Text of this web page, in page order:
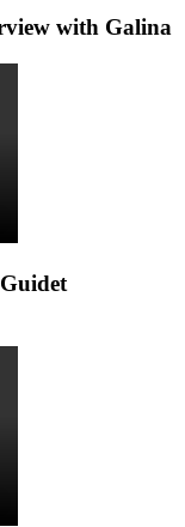
with Galina